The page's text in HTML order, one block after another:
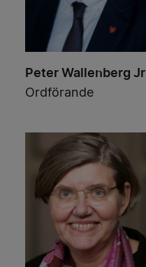
Peter Wallenberg Jr
Ordförande